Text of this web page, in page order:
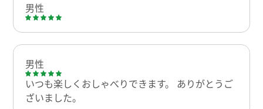
男性
男性
いつも楽しくおしゃべりできます。 ありがとうご
ざいました。